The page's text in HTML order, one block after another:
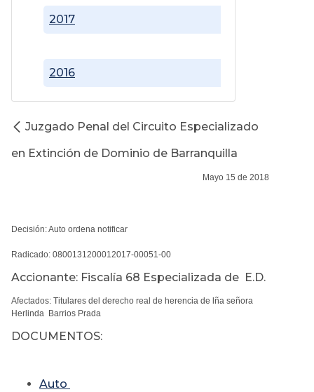
2016
2017
Juzgado Penal del Circuito Especializado
en Extinción de Dominio de Barranquilla
Mayo 15 de 2018
Decisión: Auto ordena notificar
Radicado: 0800131200012017-00051-00
Accionante: Fiscalía 68 Especializada de E.D.
Afectados: Titulares del derecho real de herencia de lña señora
Herlinda Barrios Prada
DOCUMENTOS:
Auto